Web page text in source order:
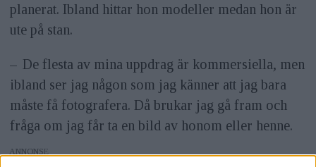
planerat. Ibland hittar hon modeller medan hon är
ute på stan.
– De flesta av mina uppdrag är kommersiella, men
ibland ser jag någon som jag känner att jag bara
måste få fotografera. Då brukar jag gå fram och
fråga om jag får ta en bild av honom eller henne.
ANNONS